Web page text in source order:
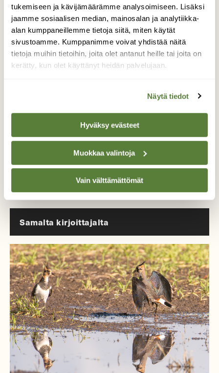
tukemiseen ja kävijämäärämme analysoimiseen. Lisäksi
jaamme sosiaalisen median, mainosalan ja analytiikka-
alan kumppaneillemme tietoja siitä, miten käytät
sivustoamme. Kumppanimme voivat yhdistää näitä
tietoja muihin tietoihin, joita olet antanut heille tai joita on
kerätty, kun olet käyttänyt heidän palvelujaan.
Näytä tiedot
Hyväksy evästeet
Muokkaa valintoja
Vain välttämättömät
Tilaa Suomen Luonto
Tue ajankohtaista ja asiantuntevaa
luonnonystävien joukkoon!
Tilaa nyt!
Samalta kirjoittajalta